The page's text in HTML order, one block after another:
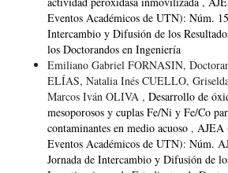
Eventos Académicos de UTN): Núm.
Intercambio y Difusión de los
los Doctorandos en Ingeniería
Emiliano Gabriel FORNASIN,
ELÍAS, Natalia Inés CUELLO,
Marcos Iván OLIVA , Desarrollo de
mesoporosos y cuplas Fe/Ni y Fe/Co
contaminantes en medio acuoso , AJEA
Eventos Académicos de UTN): Núm.
Jornada de Intercambio y Difusión de